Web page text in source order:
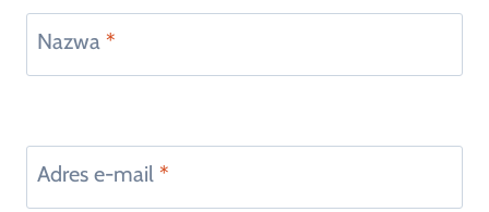
Nazwa *
Adres e-mail *